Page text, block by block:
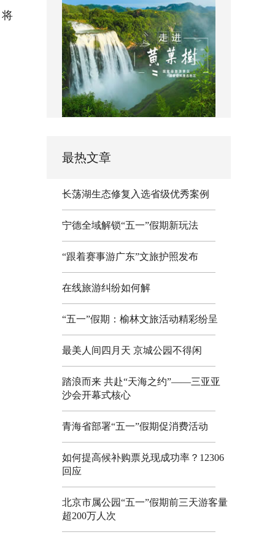
最热文章
长荡湖生态修复入选省级优秀案例
宁德全域解锁“五一”假期新玩法
“跟着赛事游广东”文旅护照发布
在线旅游纠纷如何解
“五一”假期：榆林文旅活动精彩纷呈
最美人间四月天 京城公园不得闲
踏浪而来 共赴“天海之约”——三亚亚
沙会开幕式核心
青海省部署“五一”假期促消费活动
如何提高候补购票兑现成功率？12306
回应
北京市属公园“五一”假期前三天游客量
超200万人次